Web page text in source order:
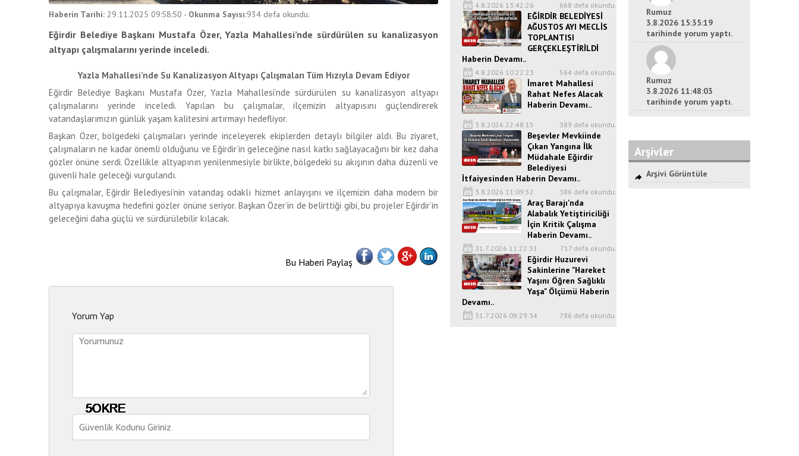
Haberin Tarihi: 29.11.2025 09:58:50 - Okunma Sayısı:934 defa okundu.
Eğirdir Belediye Başkanı Mustafa Özer, Yazla Mahallesi’nde sürdürülen su kanalizasyon
altyapı çalışmalarını yerinde inceledi.
Yazla Mahallesi’nde Su Kanalizasyon Altyapı Çalışmaları Tüm Hızıyla Devam Ediyor
Eğirdir Belediye Başkanı Mustafa Özer, Yazla Mahallesi’nde sürdürülen su kanalizasyon altyapı
çalışmalarını yerinde inceledi. Yapılan bu çalışmalar, ilçemizin altyapısını güçlendirerek
vatandaşlarımızın günlük yaşam kalitesini artırmayı hedefliyor.
Başkan Özer, bölgedeki çalışmaları yerinde inceleyerek ekiplerden detaylı bilgiler aldı. Bu ziyaret,
çalışmaların ne kadar önemli olduğunu ve Eğirdir’in geleceğine nasıl katkı sağlayacağını bir kez daha
gözler önüne serdi. Özellikle altyapının yenilenmesiyle birlikte, bölgedeki su akışının daha düzenli ve
güvenli hale geleceği vurgulandı.
Bu çalışmalar, Eğirdir Belediyesi’nin vatandaş odaklı hizmet anlayışını ve ilçemizin daha modern bir
altyapıya kavuşma hedefini gözler önüne seriyor. Başkan Özer’in de belirttiği gibi, bu projeler Eğirdir’in
geleceğini daha güçlü ve sürdürülebilir kılacak.
Bu Haberi Paylaş
Yorum Yap
4.8.2026 13:42:26 668 defa okundu.
EĞİRDİR BELEDİYESİ
AĞUSTOS AYI MECLİS
TOPLANTISI
GERÇEKLEŞTİRİLDİ
Haberin Devamı..
4.8.2026 10:22:23 564 defa okundu.
İmaret Mahallesi
Rahat Nefes Alacak
Haberin Devamı..
3.8.2026 22:48:15 389 defa okundu.
Beşevler Mevkiinde
Çıkan Yangına İlk
Müdahale Eğirdir
Belediyesi
İtfaiyesinden Haberin Devamı..
3.8.2026 11:09:52 386 defa okundu.
Araç Barajı'nda
Alabalık Yetiştiriciliği
İçin Kritik Çalışma
Haberin Devamı..
31.7.2026 11:22:31 717 defa okundu.
Eğirdir Huzurevi
Sakinlerine "Hareket
Yaşını Öğren Sağlıklı
Yaşa" Ölçümü Haberin
Devamı..
31.7.2026 09:29:34 786 defa okundu.
Rumuz
3.8.2026 15:35:19
tarihinde yorum yaptı.
Rumuz
3.8.2026 11:48:03
tarihinde yorum yaptı.
Arşivler
Arşivi Görüntüle